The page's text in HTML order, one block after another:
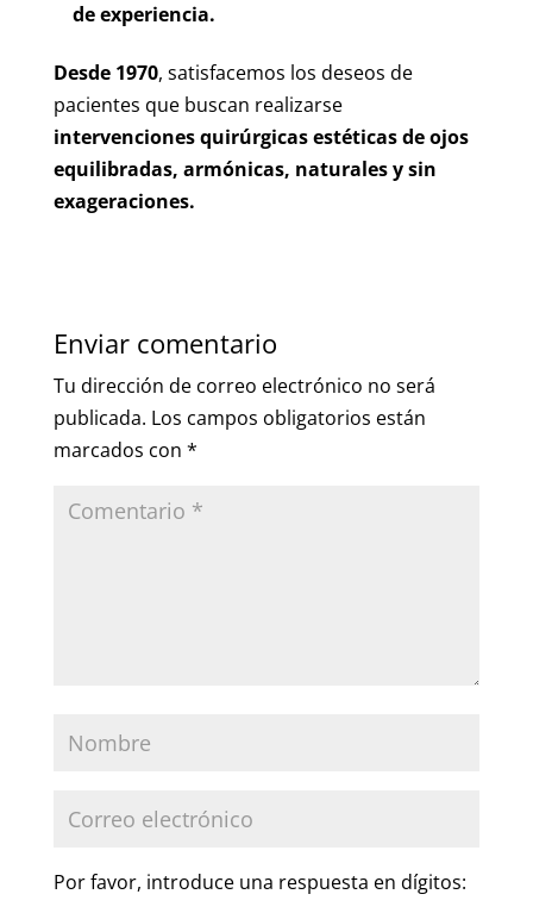
de experiencia.
Desde 1970, satisfacemos los deseos de
pacientes que buscan realizarse
intervenciones quirúrgicas estéticas de ojos
equilibradas, armónicas, naturales y sin
exageraciones.
Enviar comentario
Tu dirección de correo electrónico no será
publicada. Los campos obligatorios están
marcados con *
Por favor, introduce una respuesta en dígitos: